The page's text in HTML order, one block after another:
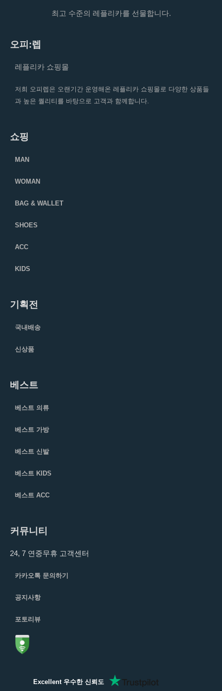
최고 수준의 레플리카를 선물합니다.
오피:렙
레플리카 쇼핑몰
저희 오피렙은 오랜기간 운영해온 레플리카 쇼핑몰로 다양한 상품들
과 높은 퀄리티를 바탕으로 고객과 함께합니다.
쇼핑
MAN
WOMAN
BAG & WALLET
SHOES
ACC
KIDS
기획전
국내배송
신상품
베스트
베스트 의류
베스트 가방
베스트 신발
베스트 KIDS
베스트 ACC
커뮤니티
24, 7 연중무휴 고객센터
카카오톡 문의하기
공지사항
포토리뷰
Excellent 우수한 신뢰도